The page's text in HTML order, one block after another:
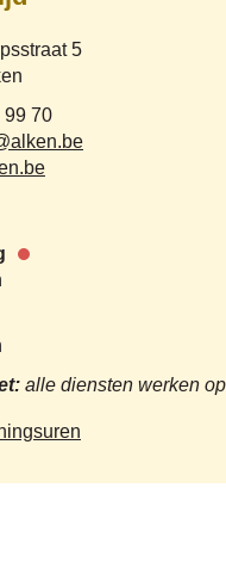
5
99 70
alken.be
Nu
alle diensten werken